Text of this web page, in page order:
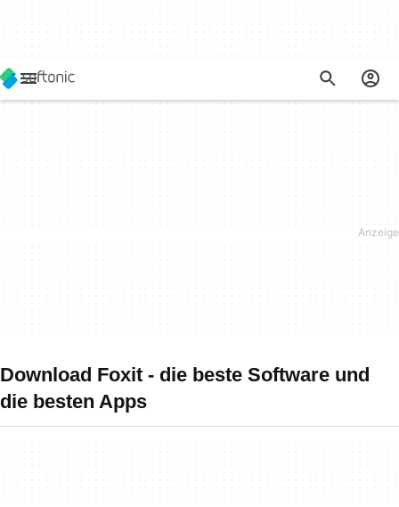
Download Foxit - die beste Software und
die besten Apps